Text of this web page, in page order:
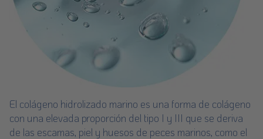
El colágeno hidrolizado marino es una forma de colágeno
con una elevada proporción del tipo I y III que se deriva
de las escamas, piel y huesos de peces marinos, como el